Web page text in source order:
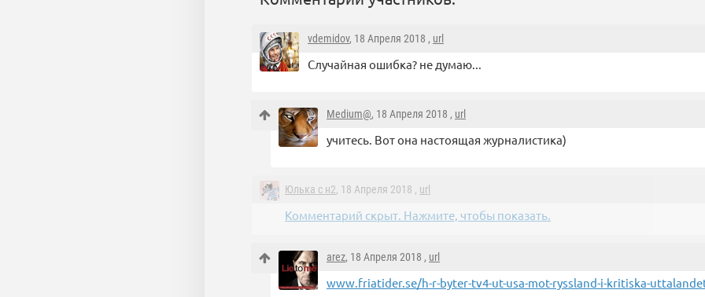
vdemidov, 18 Апреля 2018 , url
Случайная ошибка? не думаю...
Medium@, 18 Апреля 2018 , url
учитесь. Вот она настоящая журналистика)
Юлька с н2, 18 Апреля 2018 , url
Комментарий скрыт. Нажмите, чтобы показать.
arez, 18 Апреля 2018 , url
www.friatider.se/h-r-byter-tv4-ut-usa-mot-ryssland-i-kritiska-